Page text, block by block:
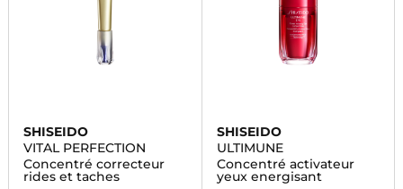
SHISEIDO
VITAL PERFECTION
Concentré correcteur
rides et taches
SHISEIDO
ULTIMUNE
Concentré activateur
yeux energisant